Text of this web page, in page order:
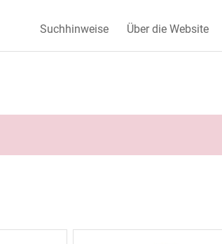
Suchhinweise Über die Website